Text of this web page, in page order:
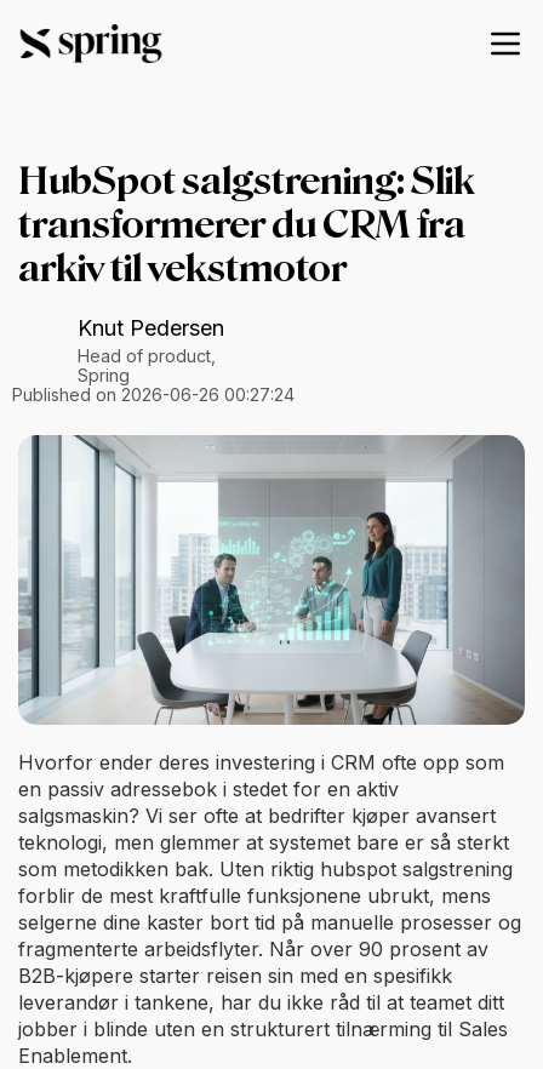
HubSpot salgstrening: Slik
transformerer du CRM fra
arkiv til vekstmotor
Knut Pedersen
Head of product,
Spring
Published on 2026-06-26 00:27:24
Hvorfor ender deres investering i CRM ofte opp som
en passiv adressebok i stedet for en aktiv
salgsmaskin? Vi ser ofte at bedrifter kjøper avansert
teknologi, men glemmer at systemet bare er så sterkt
som metodikken bak. Uten riktig hubspot salgstrening
forblir de mest kraftfulle funksjonene ubrukt, mens
selgerne dine kaster bort tid på manuelle prosesser og
fragmenterte arbeidsflyter. Når over 90 prosent av
B2B-kjøpere starter reisen sin med en spesifikk
leverandør i tankene, har du ikke råd til at teamet ditt
jobber i blinde uten en strukturert tilnærming til Sales
Enablement.